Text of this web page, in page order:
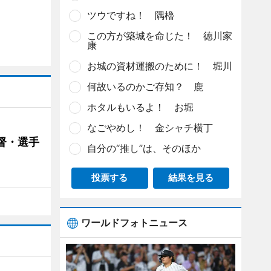
・選手
ツウですね！ 隅櫓
この方が築城を命じた！ 徳川家
康
お城の資材運搬のために！ 堀川
何故いるのかご存知？ 鹿
ホタルもいるよ！ お堀
なごやめし！ 金シャチ横丁
自分の“推し”は、そのほか
投票する 結果を見る
ワールドフォトニュース